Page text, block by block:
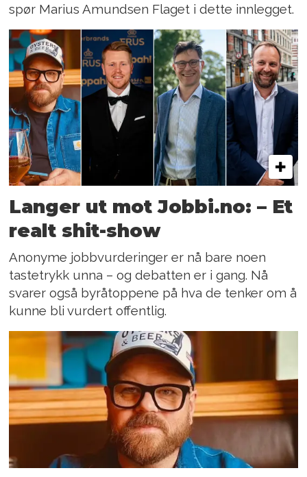
spør Marius Amundsen Flaget i dette innlegget.
Langer ut mot Jobbi.no: – Et
realt shit-show
Anonyme jobbvurderinger er nå bare noen
tastetrykk unna – og debatten er i gang. Nå
svarer også byråtoppene på hva de tenker om å
kunne bli vurdert offentlig.